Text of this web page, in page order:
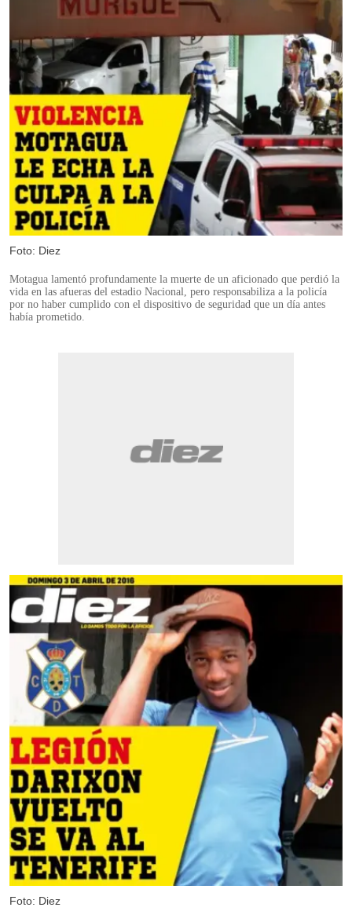
Foto: Diez
Motagua lamentó profundamente la muerte de un aficionado que perdió la
vida en las afueras del estadio Nacional, pero responsabiliza a la policía
por no haber cumplido con el dispositivo de seguridad que un día antes
había prometido.
Foto: Diez